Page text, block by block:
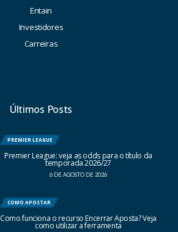
Entain
Investidores
Carreiras
Últimos Posts
PREMIER LEAGUE
Premier League: veja as odds para o título da
temporada 2026/27
6 DE AGOSTO DE 2026
COMO APOSTAR
Como funciona o recurso Encerrar Aposta? Veja
como utilizar a ferramenta